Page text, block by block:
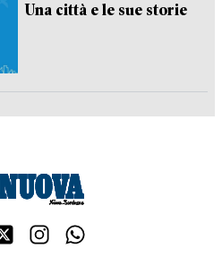
Una città e le sue storie